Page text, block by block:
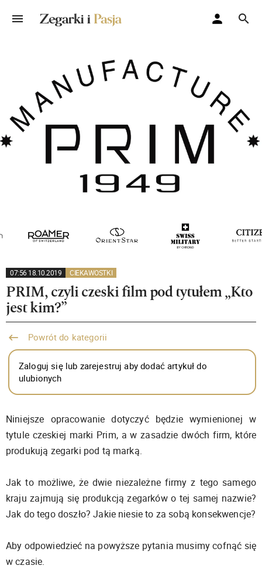
07:56 18.10.2019 CIEKAWOSTKI
PRIM, czyli czeski film pod tytułem „Kto
jest kim?”
Powrót do kategorii
Zaloguj się lub zarejestruj aby dodać artykuł do
ulubionych
Niniejsze opracowanie dotyczyć będzie wymienionej w
tytule czeskiej marki Prim, a w zasadzie dwóch firm, które
produkują zegarki pod tą marką.
Jak to możliwe, że dwie niezależne firmy z tego samego
kraju zajmują się produkcją zegarków o tej samej nazwie?
Jak do tego doszło? Jakie niesie to za sobą konsekwencje?
Aby odpowiedzieć na powyższe pytania musimy cofnąć się
w czasie.